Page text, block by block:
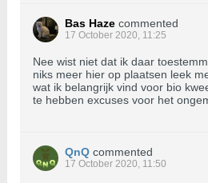
Bas Haze commented
17 October 2020, 11:25
Nee wist niet dat ik daar
niks meer hier op plaatsen leek
wat ik belangrijk vind voor bio
te hebben excuses voor het
QnQ commented
17 October 2020, 11:50